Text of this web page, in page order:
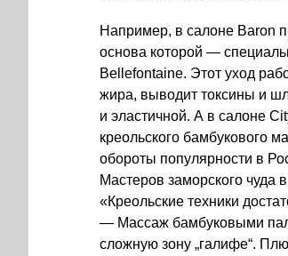
Например, в салоне Baron
основа которой —
Bellefontaine. Этот уход
жира, выводит токсины и
и эластичной. А в салоне
креольского бамбукового
обороты популярности в
Мастеров заморского чуда
«Креольские техники
— Массаж бамбуковыми
сложную зону „галифе“.